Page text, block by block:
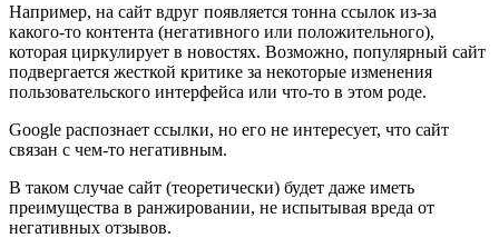
Например, на сайт вдруг появляется тонна ссылок из-за
какого-то контента (негативного или положительного),
которая циркулирует в новостях. Возможно, популярный сайт
подвергается жесткой критике за некоторые изменения
пользовательского интерфейса или что-то в этом роде.
Google распознает ссылки, но его не интересует, что сайт
связан с чем-то негативным.
В таком случае сайт (теоретически) будет даже иметь
преимущества в ранжировании, не испытывая вреда от
негативных отзывов.